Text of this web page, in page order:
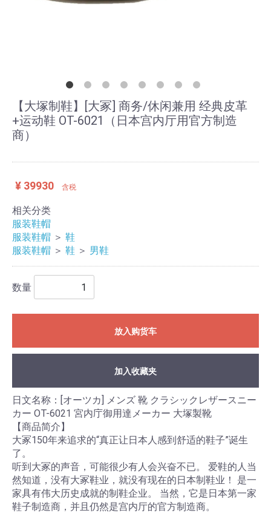
【大塚制鞋】[大冢] 商务/休闲兼用 经典皮革
+运动鞋 OT-6021（日本宫内厅用官方制造
商）
¥ 39930 含税
相关分类
服装鞋帽
服装鞋帽 ＞ 鞋
服装鞋帽 ＞ 鞋 ＞ 男鞋
数量
放入购货车
加入收藏夹
日文名称：[オーツカ] メンズ 靴 クラシックレザースニー
カー OT-6021 宮内庁御用達メーカー 大塚製靴
【商品简介】
大冢150年来追求的“真正让日本人感到舒适的鞋子”诞生
了。
听到大冢的声音，可能很少有人会兴奋不已。 爱鞋的人当
然知道，没有大冢鞋业，就没有现在的日本制鞋业！ 是一
家具有伟大历史成就的制鞋企业。 当然，它是日本第一家
鞋子制造商，并且仍然是宫内厅的官方制造商。